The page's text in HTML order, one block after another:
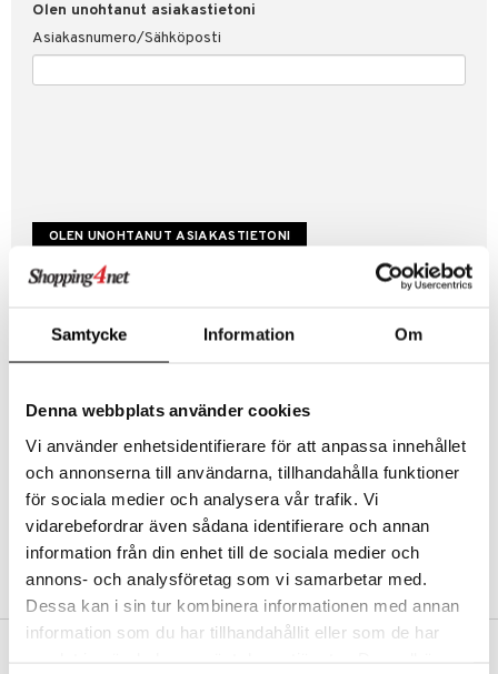
Samtycke Information Om
Denna webbplats använder cookies
Vi använder enhetsidentifierare för att anpassa innehållet
och annonserna till användarna, tillhandahålla funktioner
för sociala medier och analysera vår trafik. Vi
vidarebefordrar även sådana identifierare och annan
information från din enhet till de sociala medier och
annons- och analysföretag som vi samarbetar med.
Dessa kan i sin tur kombinera informationen med annan
information som du har tillhandahållit eller som de har
Olen unohtanut asiakastietoni
Asiakasnumero/Sähköposti
Luo uusi asiakas
Hyviä tarjouksia
Kestotilaus
Arvostele tuotteita
Toivelistat
LUO ASIAKAS